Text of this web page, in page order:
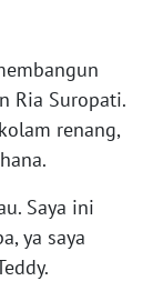
Ria Suropati.
renang,
Saya ini
ya saya